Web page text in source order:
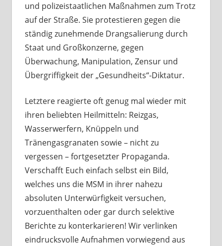
und polizeistaatlichen Maßnahmen zum Trotz
auf der Straße. Sie protestieren gegen die
ständig zunehmende Drangsalierung durch
Staat und Großkonzerne, gegen
Überwachung, Manipulation, Zensur und
Übergriffigkeit der „Gesundheits“-Diktatur.
Letztere reagierte oft genug mal wieder mit
ihren beliebten Heilmitteln: Reizgas,
Wasserwerfern, Knüppeln und
Tränengasgranaten sowie – nicht zu
vergessen – fortgesetzter Propaganda.
Verschafft Euch einfach selbst ein Bild,
welches uns die MSM in ihrer nahezu
absoluten Unterwürfigkeit versuchen,
vorzuenthalten oder gar durch selektive
Berichte zu konterkarieren! Wir verlinken
eindrucksvolle Aufnahmen vorwiegend aus